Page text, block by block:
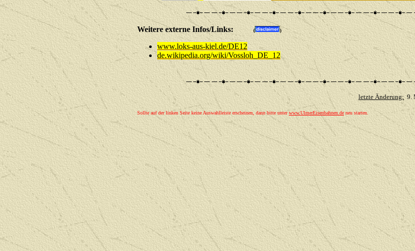
Weitere externe Infos/Links: ( )
www.loks-aus-kiel.de/DE12
de.wikipedia.org/wiki/Vossloh_DE_12
letzte Änderung:9.
Sollte auf der linken Seite keine Auswahlleiste erscheinen, dann bitte unterwww.UlmerEisenbahnen.de neu starten.